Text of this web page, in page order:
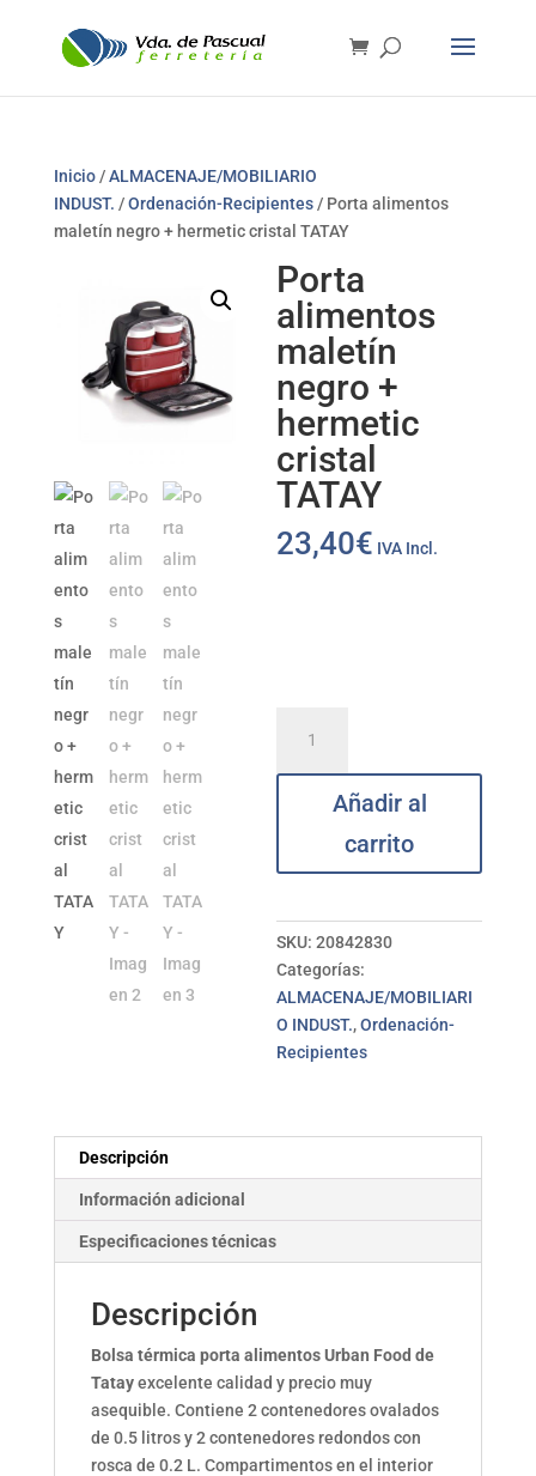
Inicio/ALMACENAJE/MOBILIARIO
INDUST. /Ordenación-Recipientes/ Porta alimentos
maletín negro + hermetic cristal TATAY
Porta
alimentos
maletín
negro +
hermetic
cristal
TATAY
23,40€ IVA Incl.
alimentos
maletín
cantidad
Añadir al
carrito
SKU:20842830
Categorías:
ALMACENAJE/MOBILIARI
O INDUST.,Ordenación-
Recipientes
Descripción
Información adicional
Especificaciones técnicas
Descripción
Bolsa térmica porta alimentos Urban Food de
Tatayexcelente calidad y precio muy
asequible. Contiene 2 contenedores ovalados
de 0.5 litros y 2 contenedores redondos con
rosca de 0.2 L. Compartimentos en el interior